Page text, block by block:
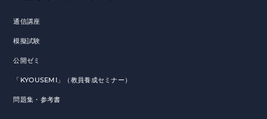
通信講座
模擬試験
公開ゼミ
「KYOUSEMI」（教員養成セミナー）
問題集・参考書